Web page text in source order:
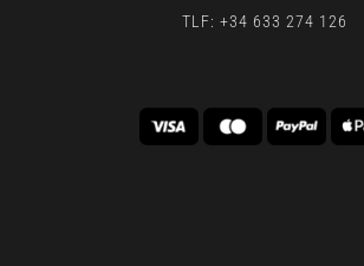
TLF: +34 633 274 126